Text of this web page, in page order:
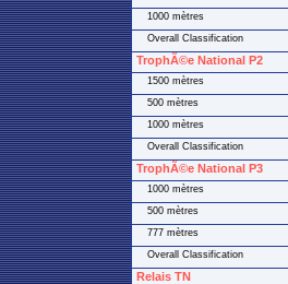
1000 mètres
Overall Classification
TrophÃ©e National P2
1500 mètres
500 mètres
1000 mètres
Overall Classification
TrophÃ©e National P3
1000 mètres
500 mètres
777 mètres
Overall Classification
Relais TN